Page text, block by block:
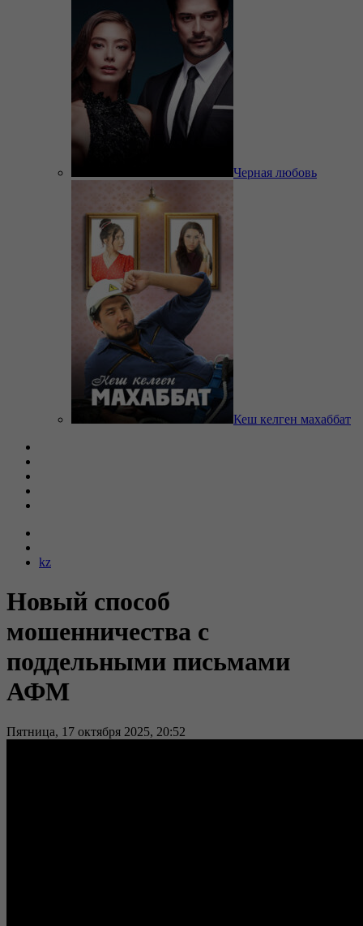
Черная любовь
Кеш келген махаббат
kz
Новый способ
мошенничества с
поддельными письмами
АФМ
Пятница, 17 октября 2025, 20:52